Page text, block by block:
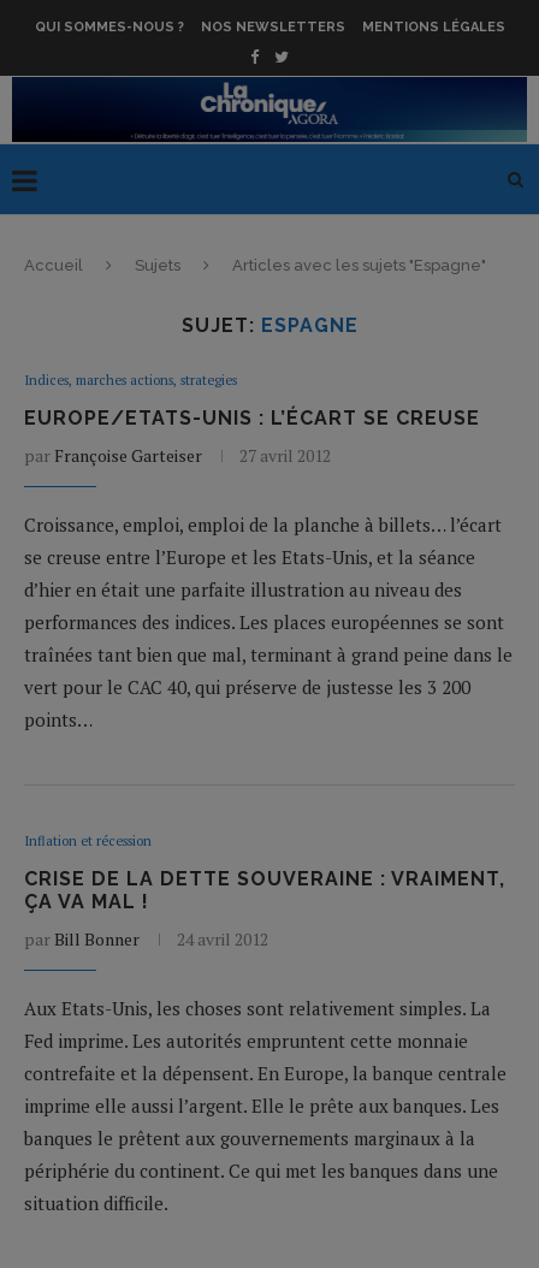
QUI SOMMES-NOUS ? NOS NEWSLETTERS MENTIONS LÉGALES
Accueil Sujets Articles avec les sujets "Espagne"
SUJET: ESPAGNE
Indices, marches actions, strategies
EUROPE/ETATS-UNIS : L’ÉCART SE CREUSE
par Françoise Garteiser 27 avril 2012
Croissance, emploi, emploi de la planche à billets… l’écart
se creuse entre l’Europe et les Etats-Unis, et la séance
d’hier en était une parfaite illustration au niveau des
performances des indices. Les places européennes se sont
traînées tant bien que mal, terminant à grand peine dans le
vert pour le CAC 40, qui préserve de justesse les 3 200
points…
Inflation et récession
CRISE DE LA DETTE SOUVERAINE : VRAIMENT,
ÇA VA MAL !
par Bill Bonner 24 avril 2012
Aux Etats-Unis, les choses sont relativement simples. La
Fed imprime. Les autorités empruntent cette monnaie
contrefaite et la dépensent. En Europe, la banque centrale
imprime elle aussi l’argent. Elle le prête aux banques. Les
banques le prêtent aux gouvernements marginaux à la
périphérie du continent. Ce qui met les banques dans une
situation difficile.